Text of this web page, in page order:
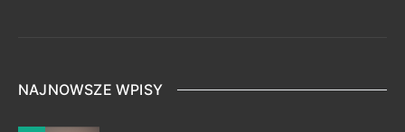
NAJNOWSZE WPISY